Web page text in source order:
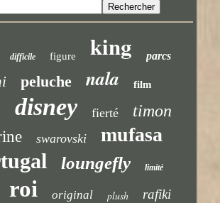
difficile figure king parcs
peluche nala film
disney fierté timon
swarovski mufasa
loungefly limité
roi original plush rafiki